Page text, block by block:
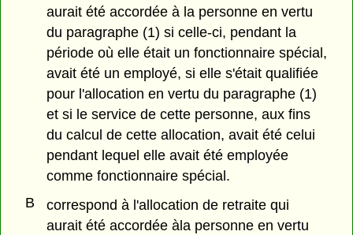
aurait été accordée à la personne en vertu
du paragraphe (1) si celle-ci, pendant la
période où elle était un fonctionnaire spécial,
avait été un employé, si elle s'était qualifiée
pour l'allocation en vertu du paragraphe (1)
et si le service de cette personne, aux fins
du calcul de cette allocation, avait été celui
pendant lequel elle avait été employée
comme fonctionnaire spécial.
B
correspond à l'allocation de retraite qui
aurait été accordée àla personne en vertu